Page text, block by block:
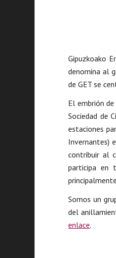
Gipuzkoako
denomina al
de GET se
El embrión
Sociedad de
estaciones
Invernantes)
contribuir al
participa en
Somos un
del
enlace.